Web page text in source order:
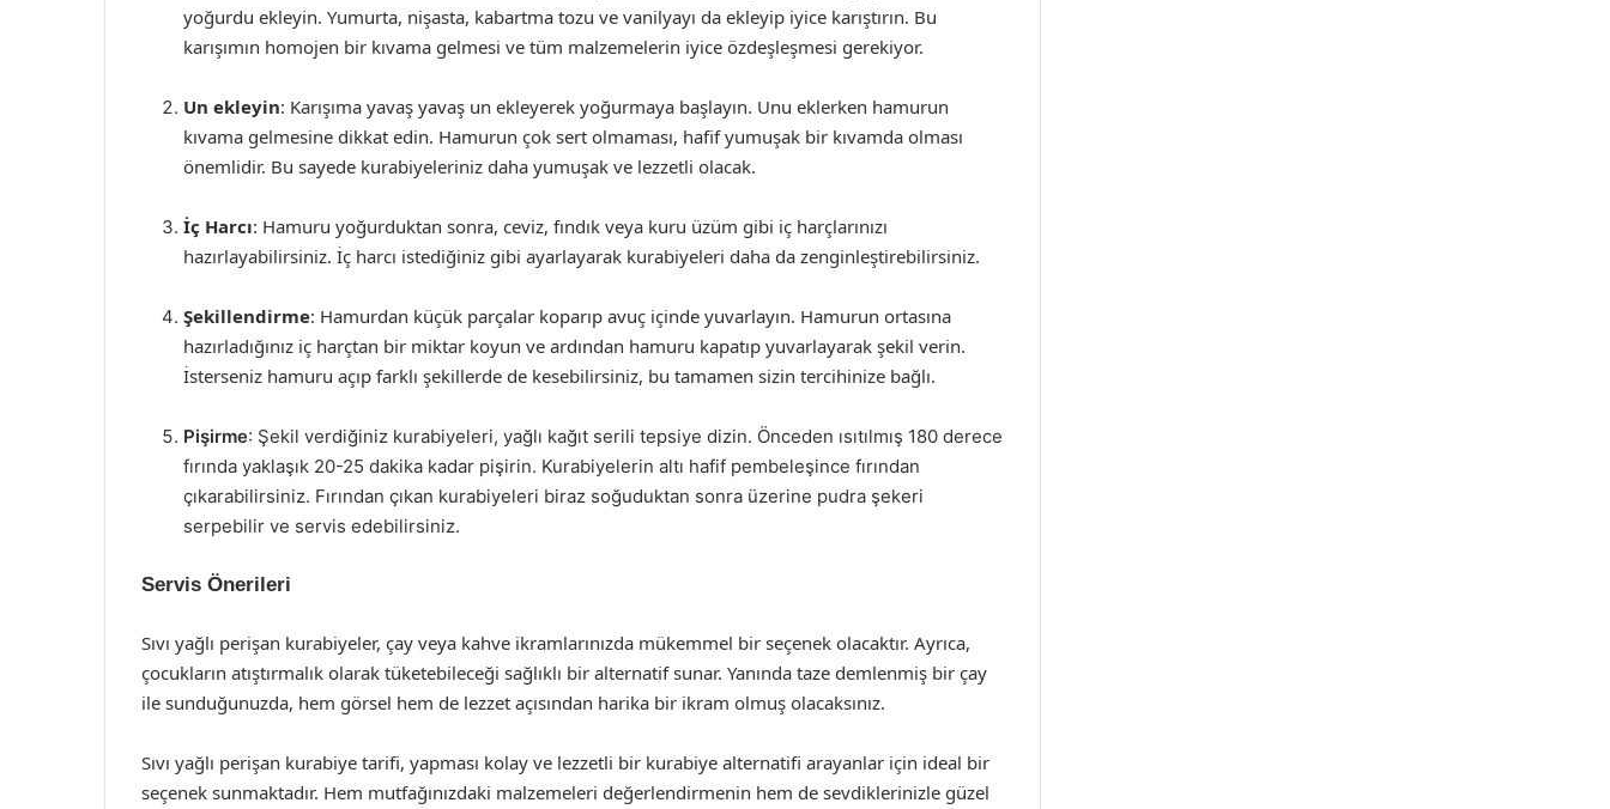
yoğurdu ekleyin. Yumurta, nişasta, kabartma tozu ve vanilyayı da ekleyip iyice karıştırın. Bu
karışımın homojen bir kıvama gelmesi ve tüm malzemelerin iyice özdeşleşmesi gerekiyor.
Un ekleyin: Karışıma yavaş yavaş un ekleyerek yoğurmaya başlayın. Unu eklerken hamurun
kıvama gelmesine dikkat edin. Hamurun çok sert olmaması, hafif yumuşak bir kıvamda olması
önemlidir. Bu sayede kurabiyeleriniz daha yumuşak ve lezzetli olacak.
İç Harcı: Hamuru yoğurduktan sonra, ceviz, fındık veya kuru üzüm gibi iç harçlarınızı
hazırlayabilirsiniz. İç harcı istediğiniz gibi ayarlayarak kurabiyeleri daha da zenginleştirebilirsiniz.
Şekillendirme: Hamurdan küçük parçalar koparıp avuç içinde yuvarlayın. Hamurun ortasına
hazırladığınız iç harçtan bir miktar koyun ve ardından hamuru kapatıp yuvarlayarak şekil verin.
İsterseniz hamuru açıp farklı şekillerde de kesebilirsiniz, bu tamamen sizin tercihinize bağlı.
Pişirme: Şekil verdiğiniz kurabiyeleri, yağlı kağıt serili tepsiye dizin. Önceden ısıtılmış 180 derece
fırında yaklaşık 20-25 dakika kadar pişirin. Kurabiyelerin altı hafif pembeleşince fırından
çıkarabilirsiniz. Fırından çıkan kurabiyeleri biraz soğuduktan sonra üzerine pudra şekeri
serpebilir ve servis edebilirsiniz.
Servis Önerileri
Sıvı yağlı perişan kurabiyeler, çay veya kahve ikramlarınızda mükemmel bir seçenek olacaktır. Ayrıca,
çocukların atıştırmalık olarak tüketebileceği sağlıklı bir alternatif sunar. Yanında taze demlenmiş bir çay
ile sunduğunuzda, hem görsel hem de lezzet açısından harika bir ikram olmuş olacaksınız.
Sıvı yağlı perişan kurabiye tarifi, yapması kolay ve lezzetli bir kurabiye alternatifi arayanlar için ideal bir
seçenek sunmaktadır. Hem mutfağınızdaki malzemeleri değerlendirmenin hem de sevdiklerinizle güzel